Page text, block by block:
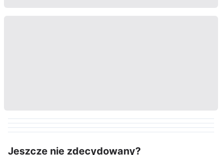
Jeszcze nie zdecydowany?